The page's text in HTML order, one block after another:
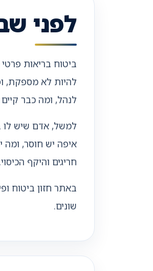
לפני
ביטוח בריאות
להיות לא מספקת,
לנהל, ומה כבר קיים
למשל, אדם שיש לו
איפה יש חוסר, ומה
חריגים והיקף הכיסוי.
באתר חזון ביטוח
שונים.